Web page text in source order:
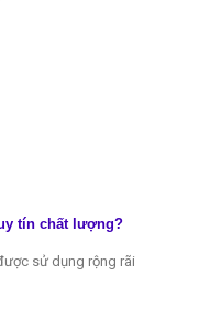
tín chất lượng?
sử dụng rộng rãi